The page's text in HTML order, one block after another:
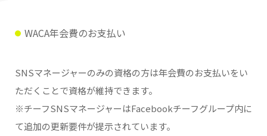
WACA年会費のお支払い
SNSマネージャーのみの資格の方は年会費のお支払いをい
ただくことで資格が維持できます。
※チーフSNSマネージャーはFacebookチーフグループ内に
て追加の更新要件が提示されています。